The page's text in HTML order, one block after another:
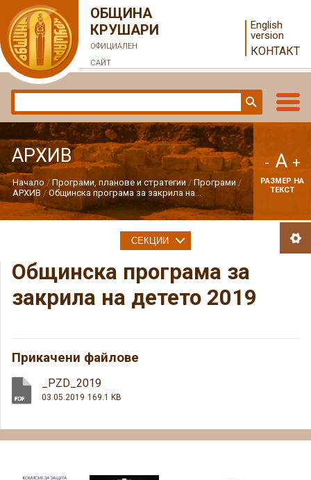
ОБЩИНА
КРУШАРИ
ОФИЦИАЛЕН
САЙТ
English
version
КОНТАКТ
АРХИВ
Начало Програми, планове и стратегии
Програми
АРХИВ
Общинска програма за закрила на...
- A +
РАЗМЕР НА
ТЕКСТ
Общинска програма за
закрила на детето 2019
Прикачени файлове
_PZD_2019
03.05.2019 169.1 KB
СЕКЦИИ